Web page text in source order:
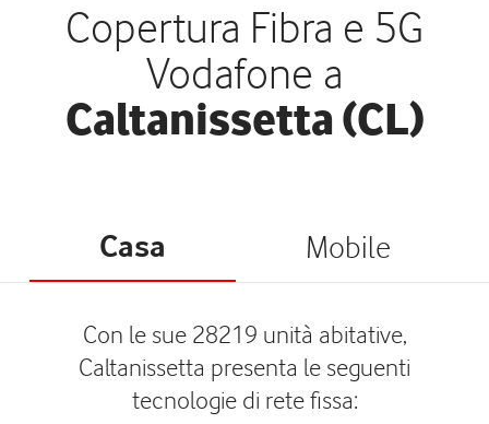
Copertura Fibra e 5G
Vodafone a
Caltanissetta (CL)
Casa Mobile
Con le sue 28219 unità abitative,
Caltanissetta presenta le seguenti
tecnologie di rete fissa: